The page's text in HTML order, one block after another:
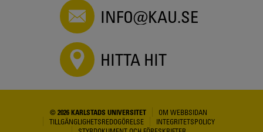
INFO@KAU.SE
HITTA HIT
© 2026 KARLSTADS UNIVERSITET
OM WEBBSIDAN
TILLGÄNGLIGHETSREDOGÖRELSE
INTEGRITETSPOLICY